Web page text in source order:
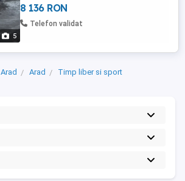
5
8 136 RON
Telefon validat
Arad Arad
Timp liber si sport